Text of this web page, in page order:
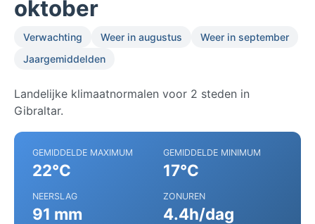
oktober
Verwachting Weer in augustus
Weer in september
Jaargemiddelden
Landelijke klimaatnormalen voor 2 steden in
Gibraltar.
GEMIDDELDE MAXIMUM
22°C
GEMIDDELDE MINIMUM
17°C
NEERSLAG
91 mm
ZONUREN
4.4h/dag